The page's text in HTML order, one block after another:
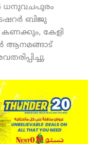
ധനുവചപുരം
ബിജു
കേളി
ആനമങ്ങാട്